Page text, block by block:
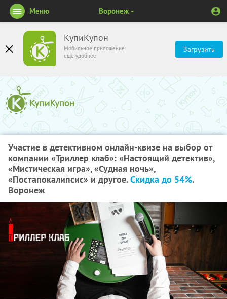
КупиКупон
Мобильное приложение
ещё удобнее
Загрузить
Меню Воронеж
Участие в детективном онлайн-квизе на выбор от
компании «Триллер клаб»: «Настоящий детектив»,
«Мистическая игра», «Судная ночь»,
«Постапокалипсис» и другое.Скидка до 54%.
Воронеж